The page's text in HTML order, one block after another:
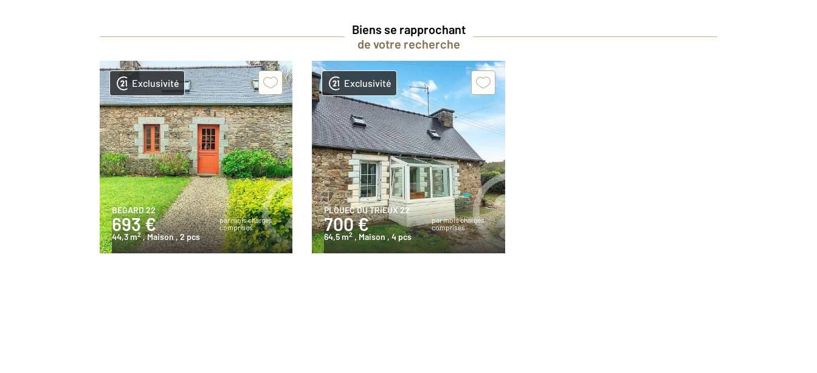
Biens se rapprochant
de votre recherche
Exclusivité
BEGARD 22
693 €
par mois charges
comprises
44,3 m2 , Maison, 2 pcs
Exclusivité
PLOUEC DU TRIEUX 22
700 €
par mois charges
comprises
64,5 m2 , Maison , 4 pcs